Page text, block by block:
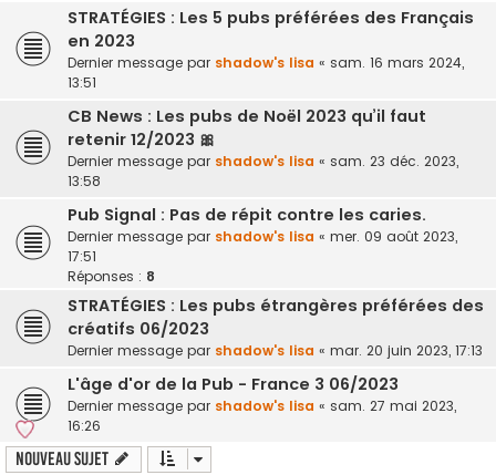
STRATÉGIES : Les 5 pubs préférées des Français
en 2023
Dernier message par shadow's lisa « sam. 16 mars 2024,
13:51
CB News : Les pubs de Noël 2023 qu’il faut
retenir 12/2023 🎀
Dernier message par shadow's lisa « sam. 23 déc. 2023,
13:58
Pub Signal : Pas de répit contre les caries.
Dernier message par shadow's lisa « mer. 09 août 2023,
17:51
Réponses : 8
STRATÉGIES : Les pubs étrangères préférées des
créatifs 06/2023
Dernier message par shadow's lisa « mar. 20 juin 2023, 17:13
L'âge d'or de la Pub - France 3 06/2023
Dernier message par shadow's lisa « sam. 27 mai 2023,
16:26
Nouveau sujet